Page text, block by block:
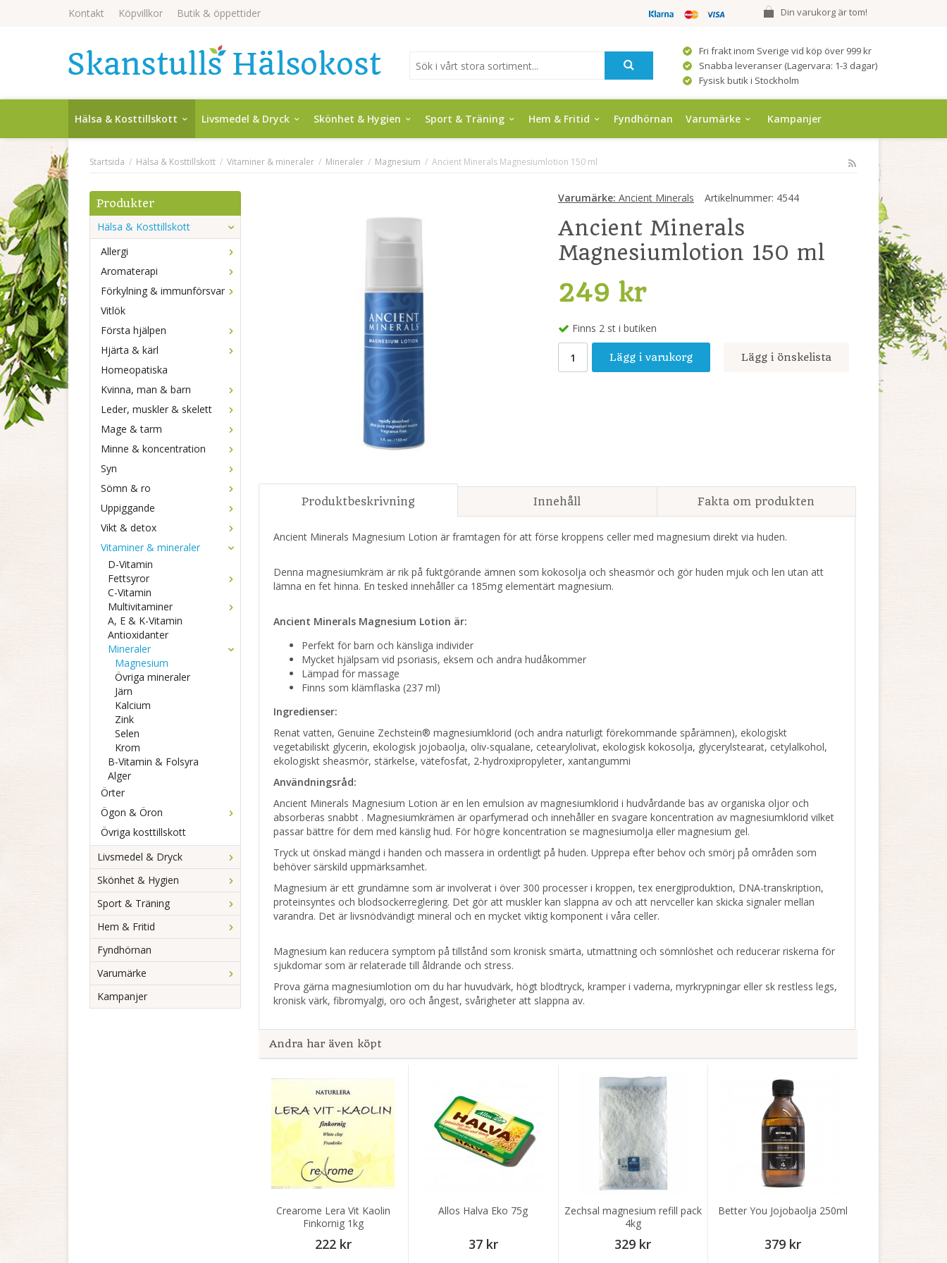
Kontakt Köpvillkor Butik & öppettider Din varukorg är tom!
Fri frakt inom Sverige vid köp över 999 kr
Snabba leveranser (Lagervara: 1-3 dagar)
Fysisk butik i Stockholm
Hälsa & Kosttillskott Livsmedel & Dryck Skönhet & Hygien Sport & Träning Hem & Fritid Fyndhörnan Varumärke Kampanjer
Startsida / Hälsa & Kosttillskott / Vitaminer & mineraler / Mineraler / Magnesium / Ancient Minerals Magnesiumlotion 150 ml
Produkter
Hälsa & Kosttillskott
Allergi
Aromaterapi
Förkylning & immunförsvar
Vitlök
Första hjälpen
Hjärta & kärl
Homeopatiska
Kvinna, man & barn
Leder, muskler & skelett
Mage & tarm
Minne & koncentration
Syn
Sömn & ro
Uppiggande
Vikt & detox
Vitaminer & mineraler
D-Vitamin
Fettsyror
C-Vitamin
Multivitaminer
A, E & K-Vitamin
Antioxidanter
Mineraler
Magnesium
Övriga mineraler
Järn
Kalcium
Zink
Selen
Krom
B-Vitamin & Folsyra
Alger
Örter
Ögon & Öron
Övriga kosttillskott
Livsmedel & Dryck
Skönhet & Hygien
Sport & Träning
Hem & Fritid
Fyndhörnan
Varumärke
Kampanjer
Varumärke: Ancient Minerals Artikelnummer: 4544
Ancient Minerals
Magnesiumlotion 150 ml
249 kr
Finns 2 st i butiken
Lägg i varukorg Lägg i önskelista
Produktbeskrivning Innehåll Fakta om produkten
Ancient Minerals Magnesium Lotion är framtagen för att förse kroppens celler med magnesium direkt via huden.
Denna magnesiumkräm är rik på fuktgörande ämnen som kokosolja och sheasmör och gör huden mjuk och len utan att
lämna en fet hinna. En tesked innehåller ca 185mg elementärt magnesium.
Ancient Minerals Magnesium Lotion är:
Perfekt för barn och känsliga individer
Mycket hjälpsam vid psoriasis, eksem och andra hudåkommer
Lämpad för massage
Finns som klämflaska (237 ml)
Ingredienser:
Renat vatten, Genuine Zechstein® magnesiumklorid (och andra naturligt förekommande spårämnen), ekologiskt
vegetabiliskt glycerin, ekologisk jojobaolja, oliv-squalane, cetearylolivat, ekologisk kokosolja, glycerylstearat, cetylalkohol,
ekologiskt sheasmör, stärkelse, vätefosfat, 2-hydroxipropyleter, xantangummi
Användningsråd:
Ancient Minerals Magnesium Lotion är en len emulsion av magnesiumklorid i hudvårdande bas av organiska oljor och
absorberas snabbt . Magnesiumkrämen är oparfymerad och innehåller en svagare koncentration av magnesiumklorid vilket
passar bättre för dem med känslig hud. För högre koncentration se magnesiumolja eller magnesium gel.
Tryck ut önskad mängd i handen och massera in ordentligt på huden. Upprepa efter behov och smörj på områden som
behöver särskild uppmärksamhet.
Magnesium är ett grundämne som är involverat i över 300 processer i kroppen, tex energiproduktion, DNA-transkription,
proteinsyntes och blodsockerreglering. Det gör att muskler kan slappna av och att nervceller kan skicka signaler mellan
varandra. Det är livsnödvändigt mineral och en mycket viktig komponent i våra celler.
Magnesium kan reducera symptom på tillstånd som kronisk smärta, utmattning och sömnlöshet och reducerar riskerna för
sjukdomar som är relaterade till åldrande och stress.
Prova gärna magnesiumlotion om du har huvudvärk, högt blodtryck, kramper i vaderna, myrkrypningar eller sk restless legs,
kronisk värk, fibromyalgi, oro och ångest, svårigheter att slappna av.
Andra har även köpt
Crearome Lera Vit Kaolin
Finkornig 1kg
222 kr
Allos Halva Eko 75g
37 kr
Zechsal magnesium refill pack
4kg
329 kr
Better You Jojobaolja 250ml
379 kr